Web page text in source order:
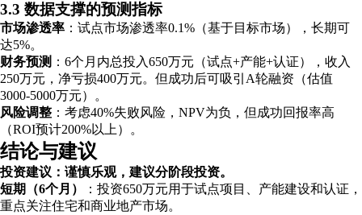
3.3 数据支撑的预测指标
市场渗透率 ：试点市场渗透率0.1%（基于目标市场），长期可
达5%。
财务预测 ：6个月内总投入650万元（试点+产能+认证），收入
250万元，净亏损400万元。但成功后可吸引A轮融资（估值
3000-5000万元）。
风险调整 ：考虑40%失败风险，NPV为负，但成功回报率高
（ROI预计200%以上）。
结论与建议
投资建议：谨慎乐观，建议分阶段投资。
短期（6个月）
：投资650万元用于试点项目、产能建设和认证，
重点关注住宅和商业地产市场。